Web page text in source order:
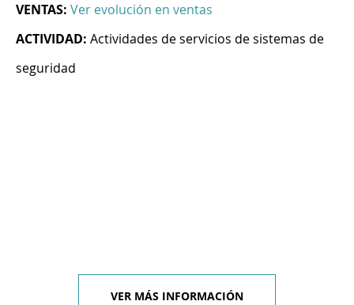
VENTAS: Ver evolución en ventas
ACTIVIDAD: Actividades de servicios de sistemas de
seguridad
VER MÁS INFORMACIÓN